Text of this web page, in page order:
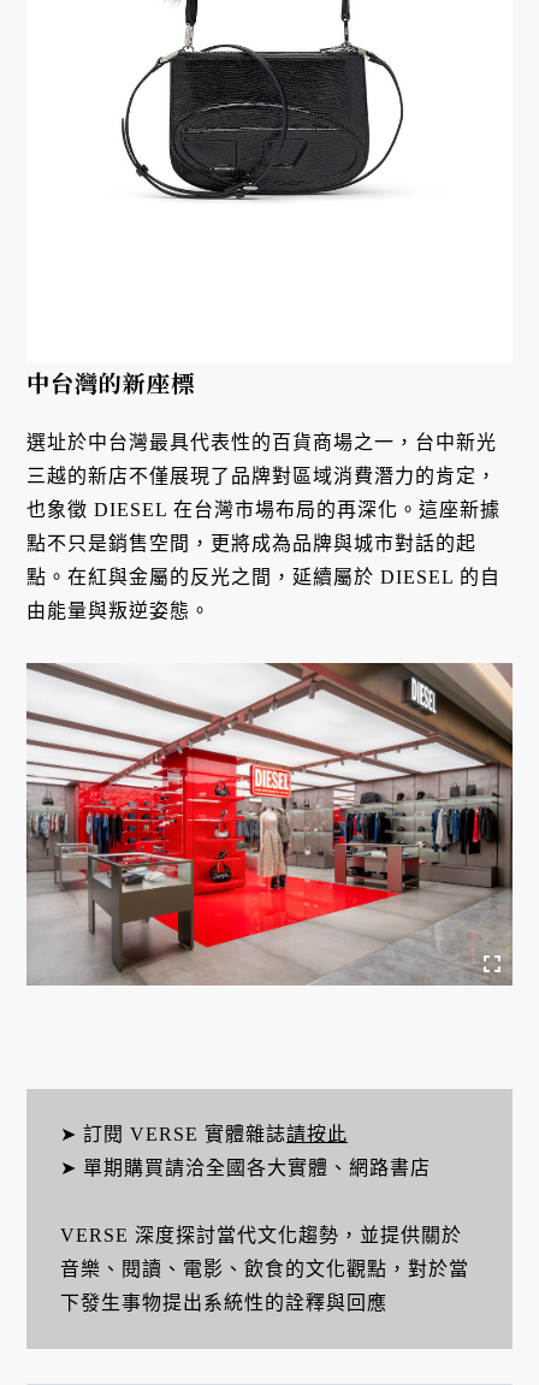
中台灣的新座標
選址於中台灣最具代表性的百貨商場之一，台中新光
三越的新店不僅展現了品牌對區域消費潛力的肯定，
也象徵 DIESEL 在台灣市場布局的再深化。這座新據
點不只是銷售空間，更將成為品牌與城市對話的起
點。在紅與金屬的反光之間，延續屬於 DIESEL 的自
由能量與叛逆姿態。
➤ 訂閱 VERSE 實體雜誌請按此
➤ 單期購買請洽全國各大實體、網路書店
VERSE 深度探討當代文化趨勢，並提供關於
音樂、閱讀、電影、飲食的文化觀點，對於當
下發生事物提出系統性的詮釋與回應